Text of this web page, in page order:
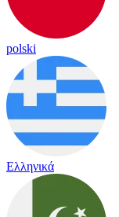
polski
Ελληνικά